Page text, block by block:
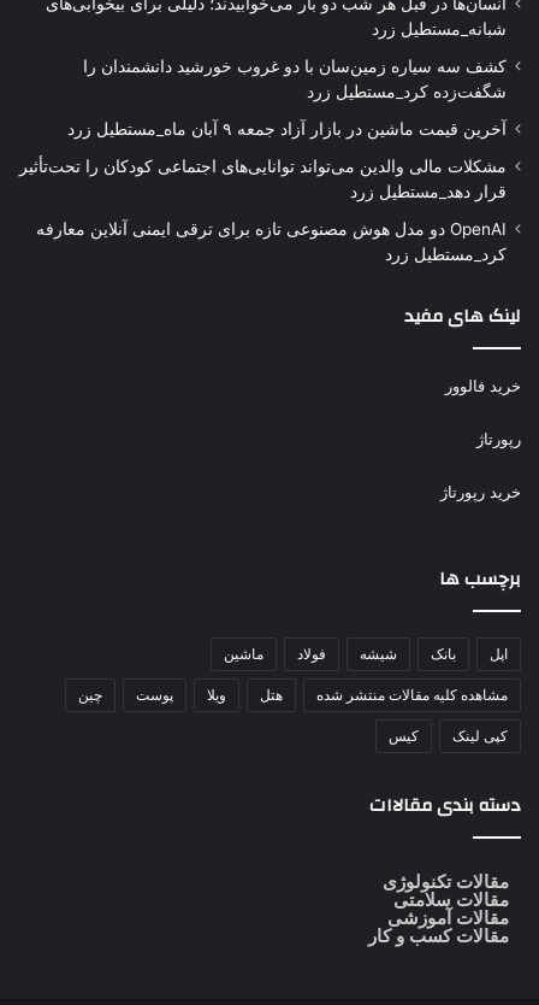
شبانه_مستطیل زرد
کشف سه سیاره زمین‌سان با دو غروب خورشید دانشمندان را
شگفت‌زده کرد_مستطیل زرد
آخرین قیمت ماشین در بازار آزاد جمعه ۹ آبان ماه_مستطیل زرد
مشکلات مالی والدین می‌تواند توانایی‌های اجتماعی کودکان را تحت‌تأثیر
قرار دهد_مستطیل زرد
OpenAI دو مدل هوش مصنوعی تازه برای ترقی ایمنی آنلاین معارفه
کرد_مستطیل زرد
لینک های مفید
خرید فالوور
رپورتاژ
خرید رپورتاژ
برچسب ها
اپل بانک شیشه فولاد ماشین
مشاهده کلیه مقالات منتشر شده هتل ویلا پوست چین
کپی لینک کیس
دسته بندی مقالاات
مقالات تکنولوژی
مقالات سلامتی
مقالات آموزشی
مقالات کسب و کار